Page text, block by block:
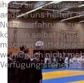
ihnen sind
andere uns helfen,
Nutzererfahrung zu
können selbst
möchten. Bitte
womöglich nicht
Verfügung stehen.